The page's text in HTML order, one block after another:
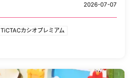
2026-07-07
TiCTACカシオプレミアム